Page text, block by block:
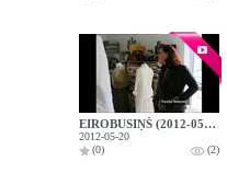
EIROBUSIŅŠ (2012-05-20)
2012-05-20
(0)
(2)